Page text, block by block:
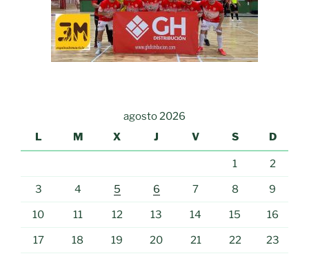
agosto 2026
L
M X J V S D
1 2
3 4 5 6 7 8 9
10 11 12 13 14 15 16
17 18 19 20 21 22 23